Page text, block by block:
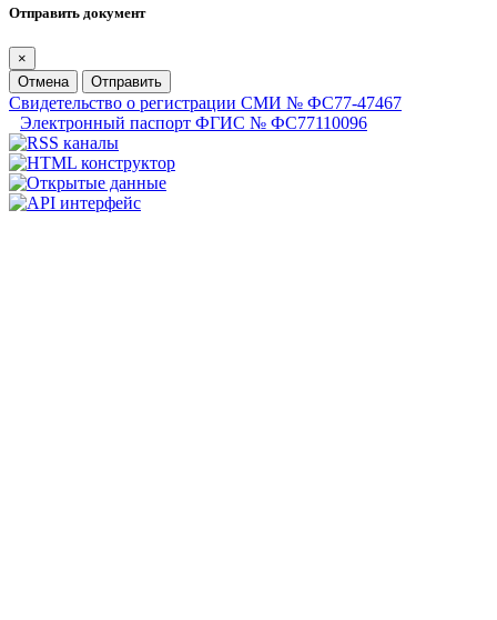
Отправить документ
×
Отмена
Отправить
Свидетельство о регистрации СМИ № ФС77-47467
Электронный паспорт ФГИС № ФС77110096